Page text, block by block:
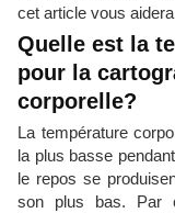
cet article vous
Quelle est la
pour la
corporelle?
La température
la plus basse
le repos se
son plus bas. Par